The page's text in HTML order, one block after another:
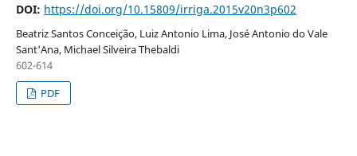
DOI: https://doi.org/10.15809/irriga.2015v20n3p602
Beatriz Santos Conceição, Luiz Antonio Lima, José Antonio do Vale
Sant'Ana, Michael Silveira Thebaldi
602-614
PDF